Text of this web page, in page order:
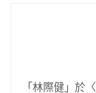
「 林際健 」於〈